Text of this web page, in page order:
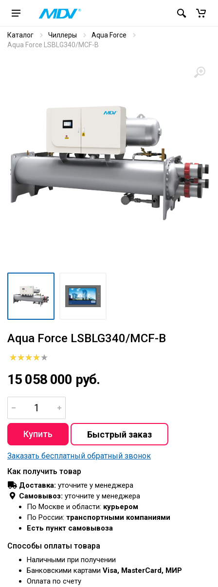
Каталог Чиллеры
Aqua Force
Aqua Force LSBLG340/MCF-B
Aqua Force LSBLG340/MCF-B
15 058 000 руб.
Заказать бесплатный обратный звонок
Как получить товар
Доставка: уточните у менеджера
Самовывоз: уточните у менеджера
По Москве и области: курьером
По России: транспортными компаниями
Есть пункт самовывоза
Способы оплаты товара
Наличными при получении
Банковскими картами Visa, MasterCard, МИР
Оплата по счету